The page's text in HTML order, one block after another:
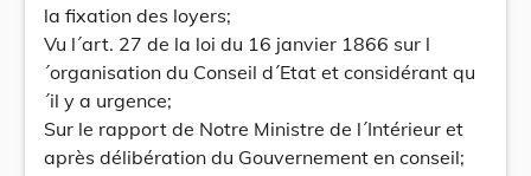
la fixation des loyers;
Vu l´art. 27 de la loi du 16 janvier 1866 sur l
´organisation du Conseil d´Etat et considérant qu
´il y a urgence;
Sur le rapport de Notre Ministre de l´Intérieur et
après délibération du Gouvernement en conseil;